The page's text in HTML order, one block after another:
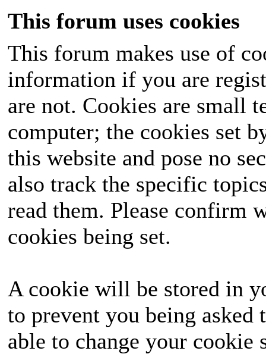
This forum uses cookies
This forum makes use of
information if you are
are not. Cookies are small
computer; the cookies set
this website and pose no
also track the specific
read them. Please confirm
cookies being set.
A cookie will be stored in
to prevent you being
able to change your